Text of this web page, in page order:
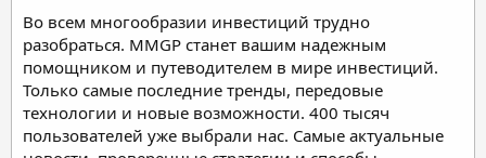
Во всем многообразии инвестиций трудно
разобраться. MMGP станет вашим надежным
помощником и путеводителем в мире инвестиций.
Только самые последние тренды, передовые
технологии и новые возможности. 400 тысяч
пользователей уже выбрали нас. Самые актуальные